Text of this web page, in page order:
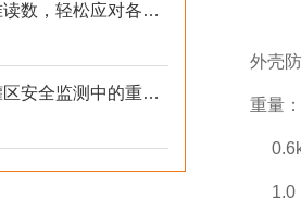
不锈钢压力表精准读数，轻松应对各种压力
雷达液位计在油罐区安全监测中的重要作用
外壳
重量
1.0